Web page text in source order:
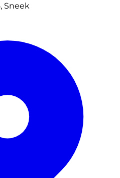
Sneek